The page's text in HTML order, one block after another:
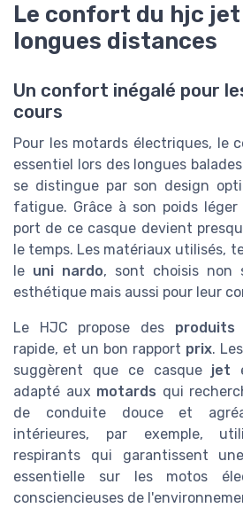
Le confort du hjc
longues distances
Un confort inégalé pour
cours
Pour les motards électriques, le
essentiel lors des longues
se distingue par son design
fatigue. Grâce à son poids
port de ce casque devient
le temps. Les matériaux utilisés,
le uni nardo, sont choisis non
esthétique mais aussi pour leur
Le HJC propose des produits
rapide, et un bon rapport prix.
suggèrent que ce casque jet
adapté aux motards qui
de conduite douce et
intérieures, par exemple,
respirants qui garantissent
essentielle sur les motos
consciencieuses de